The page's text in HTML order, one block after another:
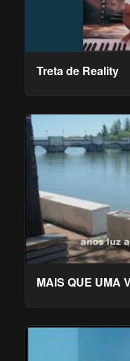
Treta de Reality
MAIS QUE UMA